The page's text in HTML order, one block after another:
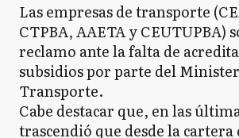
Las empresas de transporte
CTPBA, AAETA y CEUTUPBA)
reclamo ante la falta de
subsidios por parte del
Transporte.
Cabe destacar que, en las
trascendió que desde la